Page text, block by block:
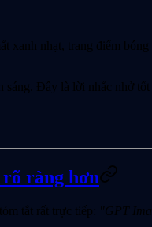
nhạt, trang điểm
Đây là lời nhắc nhở
ràng hơn
tắt rất trực tiếp: "GPT